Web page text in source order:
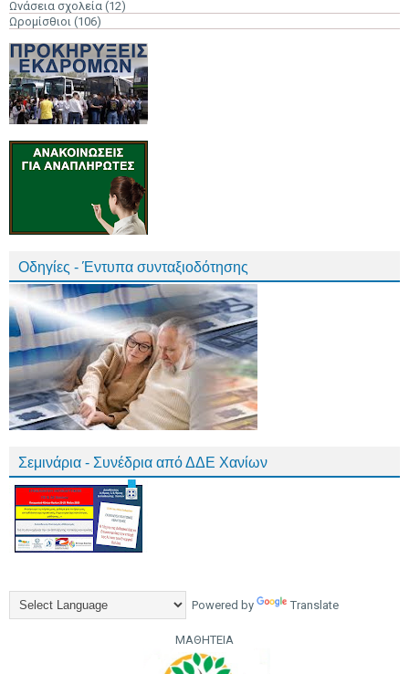
Ωνάσεια σχολεία (12)
Ωρομίσθιοι (106)
Οδηγίες - Έντυπα συνταξιοδότησης
Σεμινάρια - Συνέδρια από ΔΔΕ Χανίων
Powered by Translate
ΜΑΘΗΤΕΙΑ